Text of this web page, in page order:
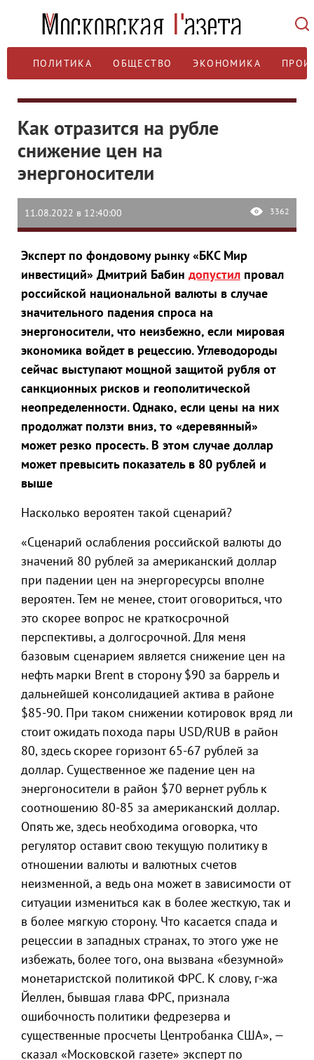
ПОЛИТИКА ОБЩЕСТВО ЭКОНОМИКА
Как отразится на рубле
снижение цен на
энергоносители
11.08.2022 в 12:40:00 3362
Эксперт по фондовому рынку «БКС Мир
инвестиций» Дмитрий Бабин допустил провал
российской национальной валюты в случае
значительного падения спроса на
энергоносители, что неизбежно, если мировая
экономика войдет в рецессию. Углеводороды
сейчас выступают мощной защитой рубля от
санкционных рисков и геополитической
неопределенности. Однако, если цены на них
продолжат ползти вниз, то «деревянный»
может резко просесть. В этом случае доллар
может превысить показатель в 80 рублей и
выше
Насколько вероятен такой сценарий?
«Сценарий ослабления российской валюты до
значений 80 рублей за американский доллар
при падении цен на энергоресурсы вполне
вероятен. Тем не менее, стоит оговориться, что
это скорее вопрос не краткосрочной
перспективы, а долгосрочной. Для меня
базовым сценарием является снижение цен на
нефть марки Brent в сторону $90 за баррель и
дальнейшей консолидацией актива в районе
$85-90. При таком снижении котировок вряд ли
стоит ожидать похода пары USD/RUB в район
80, здесь скорее горизонт 65-67 рублей за
доллар. Существенное же падение цен на
энергоносители в район $70 вернет рубль к
соотношению 80-85 за американский доллар.
Опять же, здесь необходима оговорка, что
регулятор оставит свою текущую политику в
отношении валюты и валютных счетов
неизменной, а ведь она может в зависимости от
ситуации измениться как в более жесткую, так и
в более мягкую сторону. Что касается спада и
рецессии в западных странах, то этого уже не
избежать, более того, она вызвана «безумной»
монетаристской политикой ФРС. К слову, г-жа
Йеллен, бывшая глава ФРС, признала
ошибочность политики федрезерва и
существенные просчеты Центробанка США», —
сказал «Московской газете» эксперт по